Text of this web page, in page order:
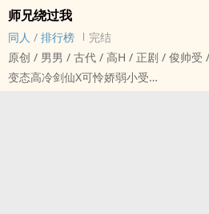
师兄绕过我
同人 / 排行榜
完结
原创 / 男男 / 古代 / ‍高‌H‌ / 正剧 / 俊帅受
变态高冷剑仙X可怜娇弱小受